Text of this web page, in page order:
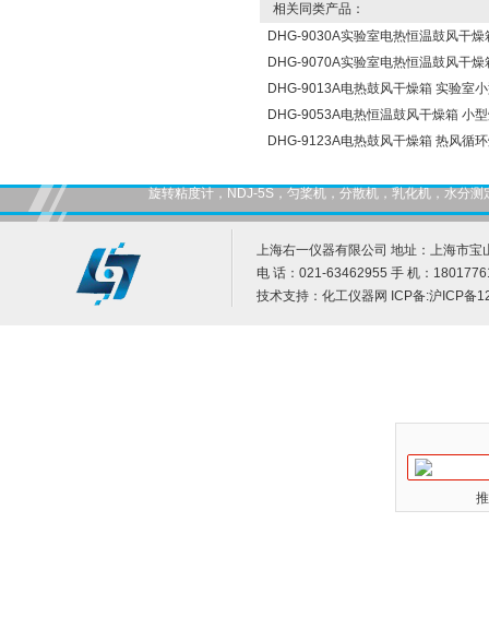
相关同类产品：
DHG-9030A实验室电热恒温鼓风干燥
DHG-9070A实验室电热恒温鼓风干燥
DHG-9013A电热鼓风干燥箱 实验室
DHG-9053A电热恒温鼓风干燥箱 小
DHG-9123A电热鼓风干燥箱 热风循
旋转粘度计，NDJ-5S，匀桨机，分散机，乳化机，水分
上海右一仪器有限公司 地址：上海市宝
电 话：021-63462955 手 机：
技术支持： 化工仪器网 ICP备:沪ICP备